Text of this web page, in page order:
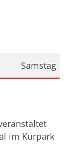
Samstag
im Kurpark